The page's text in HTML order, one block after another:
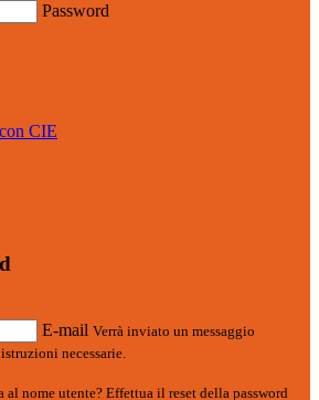
Password
CIE
E-mail Verrà inviato un messaggio
necessarie.
al nome utente? Effettua il reset della password